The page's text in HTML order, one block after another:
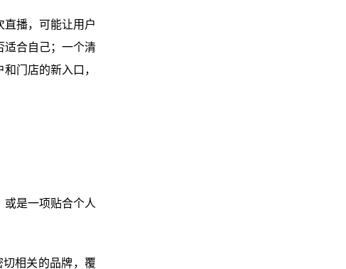
播，可能让用户
适合自己；一个清
门店的新入口，
是一项贴合个人
相关的品牌，覆